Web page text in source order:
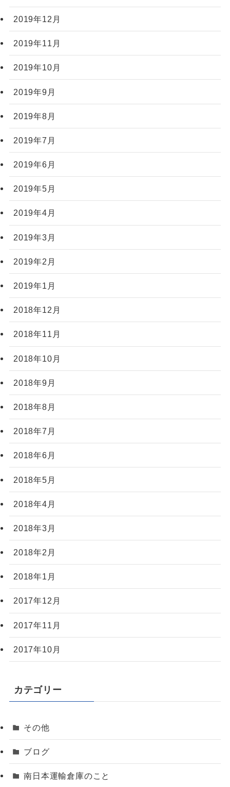
2019年12月
2019年11月
2019年10月
2019年9月
2019年8月
2019年7月
2019年6月
2019年5月
2019年4月
2019年3月
2019年2月
2019年1月
2018年12月
2018年11月
2018年10月
2018年9月
2018年8月
2018年7月
2018年6月
2018年5月
2018年4月
2018年3月
2018年2月
2018年1月
2017年12月
2017年11月
2017年10月
カテゴリー
その他
ブログ
南日本運輸倉庫のこと